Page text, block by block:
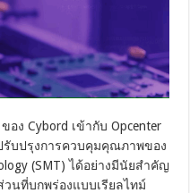
ง Cybord เข้ากับ Opcenter
รับปรุงการควบคุมคุณภาพของ
(SMT) ได้อย่างมีนัยสำคัญ
นที่บกพร่องแบบเรียลไทม์